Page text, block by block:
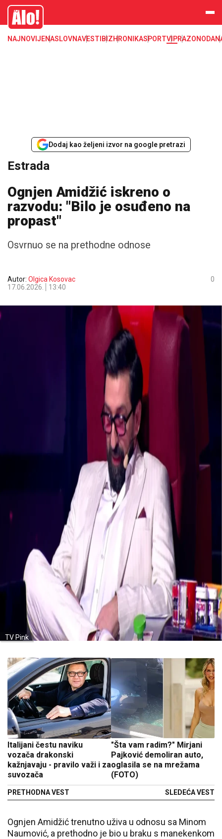
Estrada, poznati, VIP
Alo
NAJNOVIJENASLOVNAVESTI BIZHRONIKASPORTVIPRAZONODA
Dodaj kao željeni izvor na google pretrazi
Estrada
Ognjen Amidžić iskreno o
razvodu: "Bilo je osuđeno na
propast"
Osvrnuo se na prethodne odnose
Autor: Olgica Kosovac
17.06.2026.
13:40
0
TV Pink
Italijani čestu naviku
vozača drakonski
kažnjavaju - pravilo važi i za
suvozača
PRETHODNA VEST
"Šta vam radim?" Mirjani
Pajković demoliran auto,
oglasila se na mrežama
(FOTO)
SLEDEĆA VEST
Ognjen Amidžić trenutno uživa u odnosu sa Minom
Naumović, a prethodno je bio u braku s manekenkom